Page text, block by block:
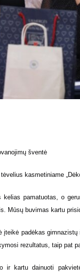
šventė
kasmetiniame
pamatuotas, o
Mūsų buvimas kartu
įteikė padėkas
rezultatus, taip pat
ir kartu dainuoti